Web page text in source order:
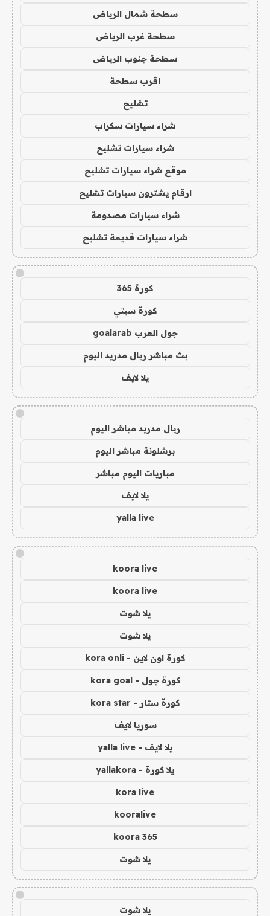
سطحة شمال الرياض
سطحة غرب الرياض
سطحة جنوب الرياض
اقرب سطحة
تشليح
شراء سيارات سكراب
شراء سيارات تشليح
موقع شراء سيارات تشليح
ارقام يشترون سيارات تشليح
شراء سيارات مصدومة
شراء سيارات قديمة تشليح
!
كورة 365
كورة سيتي
جول العرب goalarab
بث مباشر ريال مدريد اليوم
يلا لايف
!
ريال مدريد مباشر اليوم
برشلونة مباشر اليوم
مباريات اليوم مباشر
يلا لايف
yalla live
!
koora live
koora live
يلا شوت
يلا شوت
كورة اون لاين - kora onli
كورة جول - kora goal
كورة ستار - kora star
سوريا لايف
يلا لايف - yalla live
يلا كورة - yallakora
kora live
kooralive
koora 365
يلا شوت
!
يلا شوت